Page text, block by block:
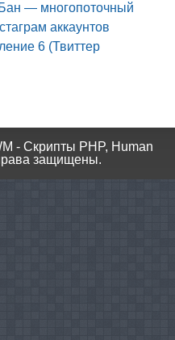
— многопоточный
аккаунтов
6 (Твиттер
- Скрипты PHP, Human
защищены.